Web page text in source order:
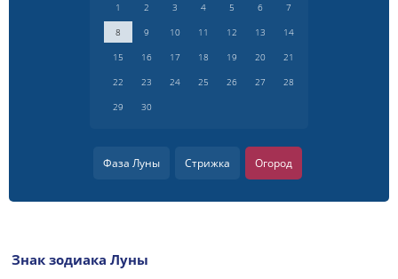
1 2 3 4 5 6
7
8
9 10 11 12 13
14
15
16 17 18 19 20
21
22
23 24 25 26 27
28
29
30
Фаза Луны Стрижка Огород
Знак зодиака Луны